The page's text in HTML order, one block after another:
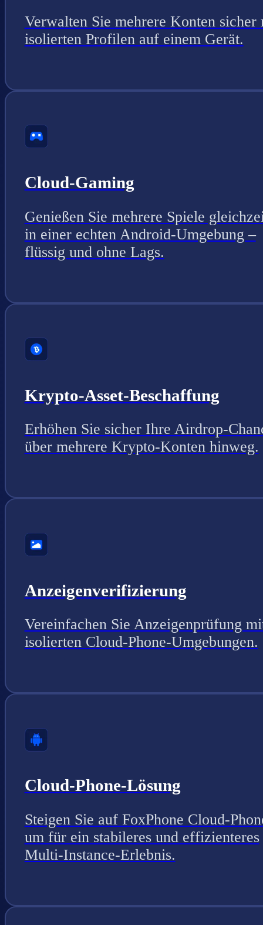
Verwalten Sie mehrere Konten sicher
isolierten Profilen auf einem Gerät.
Cloud-Gaming
Genießen Sie mehrere Spiele
in einer echten Android-Umgebung –
flüssig und ohne Lags.
Krypto-Asset-Beschaffung
Erhöhen Sie sicher Ihre Airdrop-
über mehrere Krypto-Konten hinweg.
Anzeigenverifizierung
Vereinfachen Sie Anzeigenprüfung
isolierten Cloud-Phone-Umgebungen.
Cloud-Phone-Lösung
Steigen Sie auf FoxPhone Cloud-
um für ein stabileres und effizienteres
Multi-Instance-Erlebnis.